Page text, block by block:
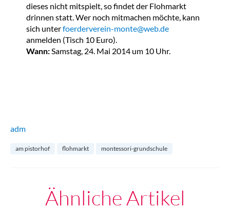
dieses nicht mitspielt, so findet der Flohmarkt
drinnen statt. Wer noch mitmachen möchte, kann
sich unterfoerderverein-monte@web.de
anmelden (Tisch 10 Euro).
Wann:Samstag, 24. Mai 2014 um 10 Uhr.
adm
am pistorhof flohmarkt montessori-grundschule
Ähnliche Artikel